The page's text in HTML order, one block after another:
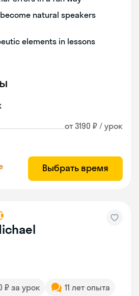
natural speakers
elements in lessons
от 3190 ₽ / урок
Выбрать время
₽ за урок
11 лет опыта